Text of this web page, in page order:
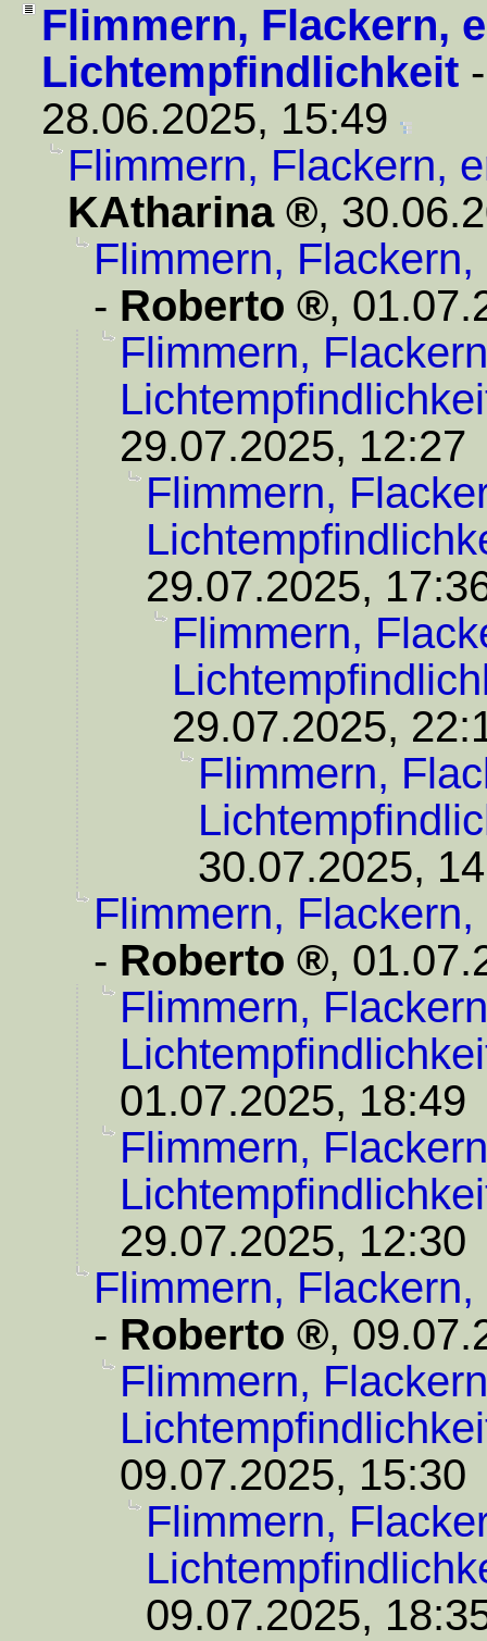
Flimmern, Flackern,
Lichtempfindlichkeit
28.06.2025, 15:49
Flimmern, Flackern,
KAtharina
,
Flimmern,
- Roberto ,
Flimmern,
29.07.2025, 12:27
Flimmern,
29.07.2025,
Flimmern,
29.07.2025,
Flimmern,
30.07.2025,
Flimmern,
- Roberto ,
Flimmern,
01.07.2025, 18:49
Flimmern,
29.07.2025, 12:30
Flimmern,
- Roberto ,
Flimmern,
09.07.2025, 15:30
Flimmern,
09.07.2025,